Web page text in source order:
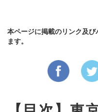
本ページに掲載のリンク及
ます。